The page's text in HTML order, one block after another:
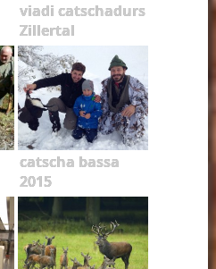
viadi catschadurs
Zillertal
catscha bassa
2015